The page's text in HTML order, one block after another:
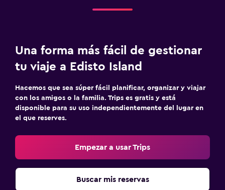
Una forma más fácil de gestionar
tu viaje a Edisto Island
Hacemos que sea súper fácil planificar, organizar y viajar
con los amigos o la familia. Trips es gratis y está
disponible para su uso independientemente del lugar en
el que reserves.
Empezar a usar Trips
Buscar mis reservas